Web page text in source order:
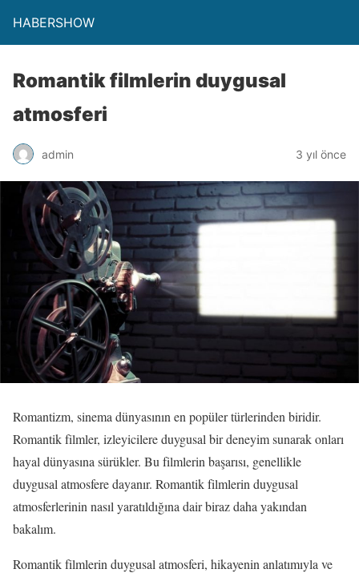
HABERSHOW
Romantik filmlerin duygusal
atmosferi
admin 3 yıl önce
Romantizm, sinema dünyasının en popüler türlerinden biridir.
Romantik filmler, izleyicilere duygusal bir deneyim sunarak onları
hayal dünyasına sürükler. Bu filmlerin başarısı, genellikle
duygusal atmosfere dayanır. Romantik filmlerin duygusal
atmosferlerinin nasıl yaratıldığına dair biraz daha yakından
bakalım.
Romantik filmlerin duygusal atmosferi, hikayenin anlatımıyla ve